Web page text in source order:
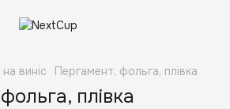
виніс Пергамент, фольга, плівка
плівка